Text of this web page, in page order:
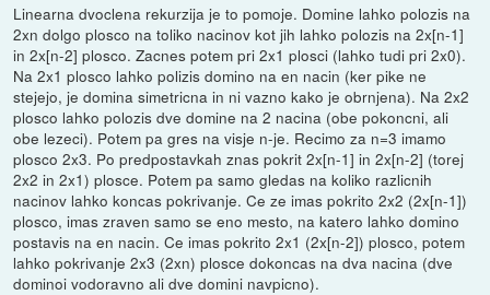
Linearna dvoclena rekurzija je to pomoje. Domine lahko polozis na
2xn dolgo plosco na toliko nacinov kot jih lahko polozis na 2x[n-1]
in 2x[n-2] plosco. Zacnes potem pri 2x1 plosci (lahko tudi pri 2x0).
Na 2x1 plosco lahko polizis domino na en nacin (ker pike ne
stejejo, je domina simetricna in ni vazno kako je obrnjena). Na 2x2
plosco lahko polozis dve domine na 2 nacina (obe pokoncni, ali
obe lezeci). Potem pa gres na visje n-je. Recimo za n=3 imamo
plosco 2x3. Po predpostavkah znas pokrit 2x[n-1] in 2x[n-2] (torej
2x2 in 2x1) plosce. Potem pa samo gledas na koliko razlicnih
nacinov lahko koncas pokrivanje. Ce ze imas pokrito 2x2 (2x[n-1])
plosco, imas zraven samo se eno mesto, na katero lahko domino
postavis na en nacin. Ce imas pokrito 2x1 (2x[n-2]) plosco, potem
lahko pokrivanje 2x3 (2xn) plosce dokoncas na dva nacina (dve
dominoi vodoravno ali dve domini navpicno).